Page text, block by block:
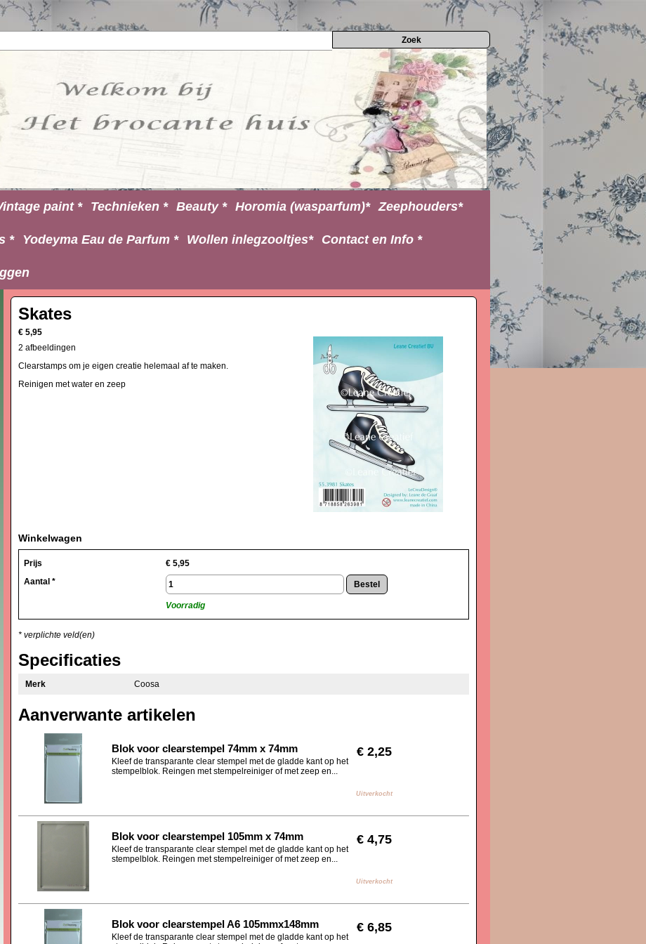
paint * Technieken * Beauty * Horomia (wasparfum)* Zeephouders*
* Yodeyma Eau de Parfum * Wollen inlegzooltjes* Contact en Info *
Skates
€ 5,95
2 afbeeldingen
Clearstamps om je eigen creatie helemaal af te maken.
Reinigen met water en zeep
Winkelwagen
Prijs € 5,95
Aantal *
Voorradig
* verplichte veld(en)
Specificaties
Merk Coosa
Aanverwante artikelen
Blok voor clearstempel 74mm x 74mm
Kleef de transparante clear stempel met de gladde kant op het
stempelblok. Reingen met stempelreiniger of met zeep en...
€ 2,25
Uitverkocht
Blok voor clearstempel 105mm x 74mm
Kleef de transparante clear stempel met de gladde kant op het
stempelblok. Reingen met stempelreiniger of met zeep en...
€ 4,75
Uitverkocht
Blok voor clearstempel A6 105mmx148mm
Kleef de transparante clear stempel met de gladde kant op het
€ 6,85